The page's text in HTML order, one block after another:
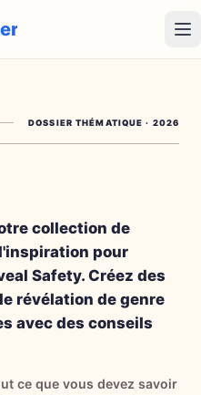
Gratuit →
DOSSIER THÉMATIQUE · 2026
collection de
pour
Safety. Créez des
révélation de genre
avec des conseils
ce que vous devez savoir